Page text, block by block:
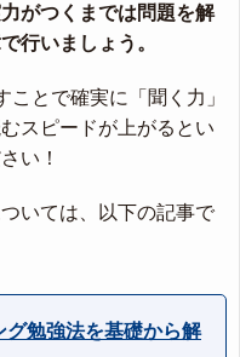
がつくまでは問題を解
行いましょう。
とで確実に「聞く力」
スピードが上がるとい
い！
いては、以下の記事で
グ勉強法を基礎から解